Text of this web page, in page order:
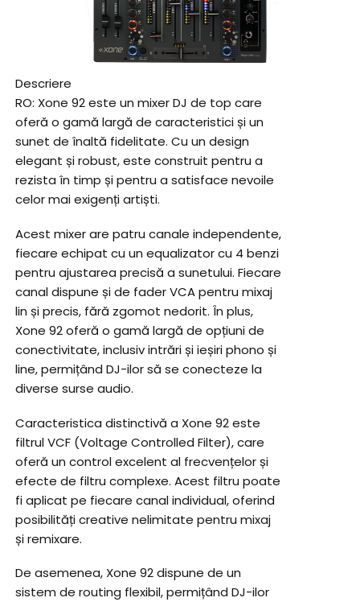
Descriere
RO: Xone 92 este un mixer DJ de top care
oferă o gamă largă de caracteristici și un
sunet de înaltă fidelitate. Cu un design
elegant și robust, este construit pentru a
rezista în timp și pentru a satisface nevoile
celor mai exigenți artiști.
Acest mixer are patru canale independente,
fiecare echipat cu un equalizator cu 4 benzi
pentru ajustarea precisă a sunetului. Fiecare
canal dispune și de fader VCA pentru mixaj
lin și precis, fără zgomot nedorit. În plus,
Xone 92 oferă o gamă largă de opțiuni de
conectivitate, inclusiv intrări și ieșiri phono și
line, permițând DJ-ilor să se conecteze la
diverse surse audio.
Caracteristica distinctivă a Xone 92 este
filtrul VCF (Voltage Controlled Filter), care
oferă un control excelent al frecvențelor și
efecte de filtru complexe. Acest filtru poate
fi aplicat pe fiecare canal individual, oferind
posibilități creative nelimitate pentru mixaj
și remixare.
De asemenea, Xone 92 dispune de un
sistem de routing flexibil, permițând DJ-ilor